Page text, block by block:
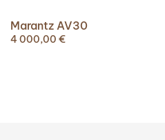
Marantz AV30
4 000,00 €